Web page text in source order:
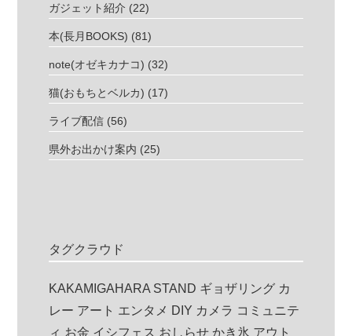
ガジェット紹介 (22)
本(長月BOOKS) (81)
note(オゼキカナコ) (32)
猫(おもちとベルカ) (17)
ライブ配信 (56)
県外お出かけ案内 (25)
タグクラウド
KAKAMIGAHARA STAND ギョザリング カ
レー アート エンタメ DIY カメラ コミュニテ
ィ お金 イシフェス おしらせ かき氷 アウト